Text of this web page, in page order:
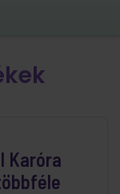
Karóra